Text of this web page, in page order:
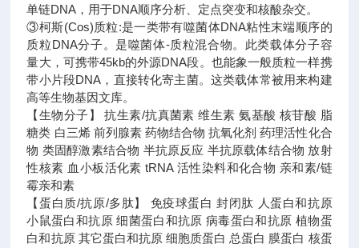
单链DNA，用于DNA顺序分析、定点突变和核酸杂交。
③柯斯(Cos)质粒:是一类带有噬菌体DNA粘性末端顺序的
质粒DNA分子。是噬菌体-质粒混合物。此类载体分子容
量大，可携带45kb的外源DNA段。也能象一般质粒一样携
带小片段DNA，直接转化寄主菌。这类载体常被用来构建
高等生物基因文库。
【生物分子】 抗生素/抗真菌素 维生素 氨基酸 核苷酸 脂
糖类 白三烯 前列腺素 药物结合物 抗氧化剂 药理活性化合
物 类固醇激素结合物 半抗原反应 半抗原载体结合物 放射
性核素 血小板活化素 tRNA 活性染料和化合物 亲和素/链
霉亲和素
【蛋白质/抗原/多肽】 免疫球蛋白 封闭肽 人蛋白和抗原
小鼠蛋白和抗原 细菌蛋白和抗原 病毒蛋白和抗原 植物蛋
白和抗原 其它蛋白和抗原 细胞质蛋白 总蛋白 膜蛋白 核蛋